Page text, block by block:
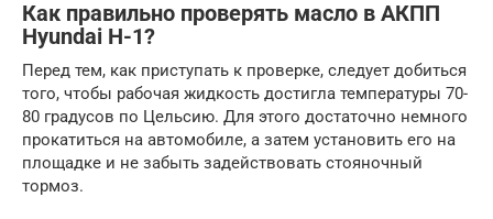
Как правильно проверять масло в АКПП
Hyundai H-1?
Перед тем, как приступать к проверке, следует добиться
того, чтобы рабочая жидкость достигла температуры 70-
80 градусов по Цельсию. Для этого достаточно немного
прокатиться на автомобиле, а затем установить его на
площадке и не забыть задействовать стояночный
тормоз.